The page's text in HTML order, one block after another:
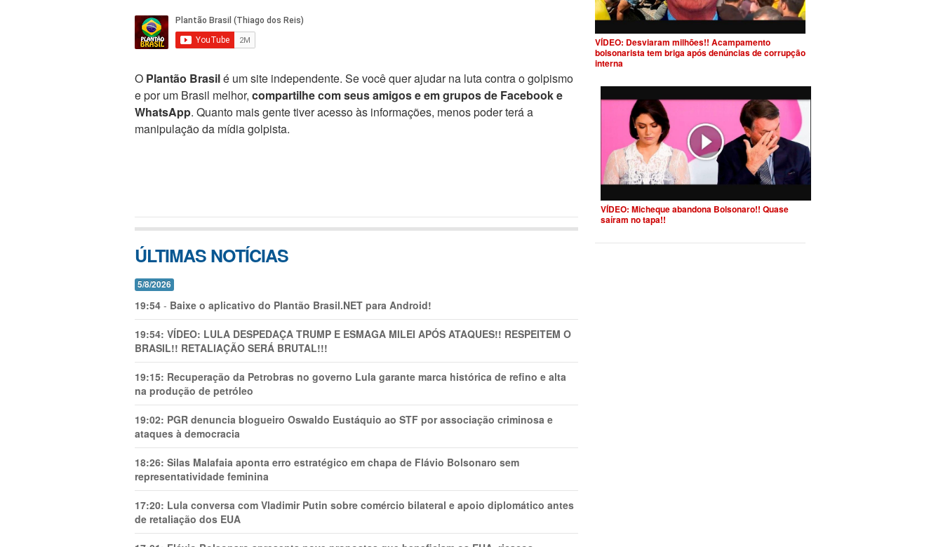
O Plantão Brasilé um site independente. Se você quer ajudar na luta contra o golpismo
e por um Brasil melhor, compartilhe com seus amigos e em grupos de Facebook e
WhatsApp. Quanto mais gente tiver acesso às informações, menos poder terá a
manipulação da mídia golpista.
ÚLTIMAS NOTÍCIAS
5/8/2026
19:54 - Baixe o aplicativo do Plantão Brasil.NET para Android!
19:54: VÍDEO: LULA DESPEDAÇA TRUMP E ESMAGA MILEI APÓS ATAQUES!! RESPEITEM O
BRASIL!! RETALIAÇÃO SERÁ BRUTAL!!!
19:15: Recuperação da Petrobras no governo Lula garante marca histórica de refino e alta
na produção de petróleo
19:02: PGR denuncia blogueiro Oswaldo Eustáquio ao STF por associação criminosa e
ataques à democracia
18:26: Silas Malafaia aponta erro estratégico em chapa de Flávio Bolsonaro sem
representatividade feminina
17:20: Lula conversa com Vladimir Putin sobre comércio bilateral e apoio diplomático antes
de retaliação dos EUA
VÍDEO: Desviaram milhões!! Acampamento
bolsonarista tem briga após denúncias de corrupção
interna
VÍDEO: Micheque abandona Bolsonaro!! Quase
saíram no tapa!!